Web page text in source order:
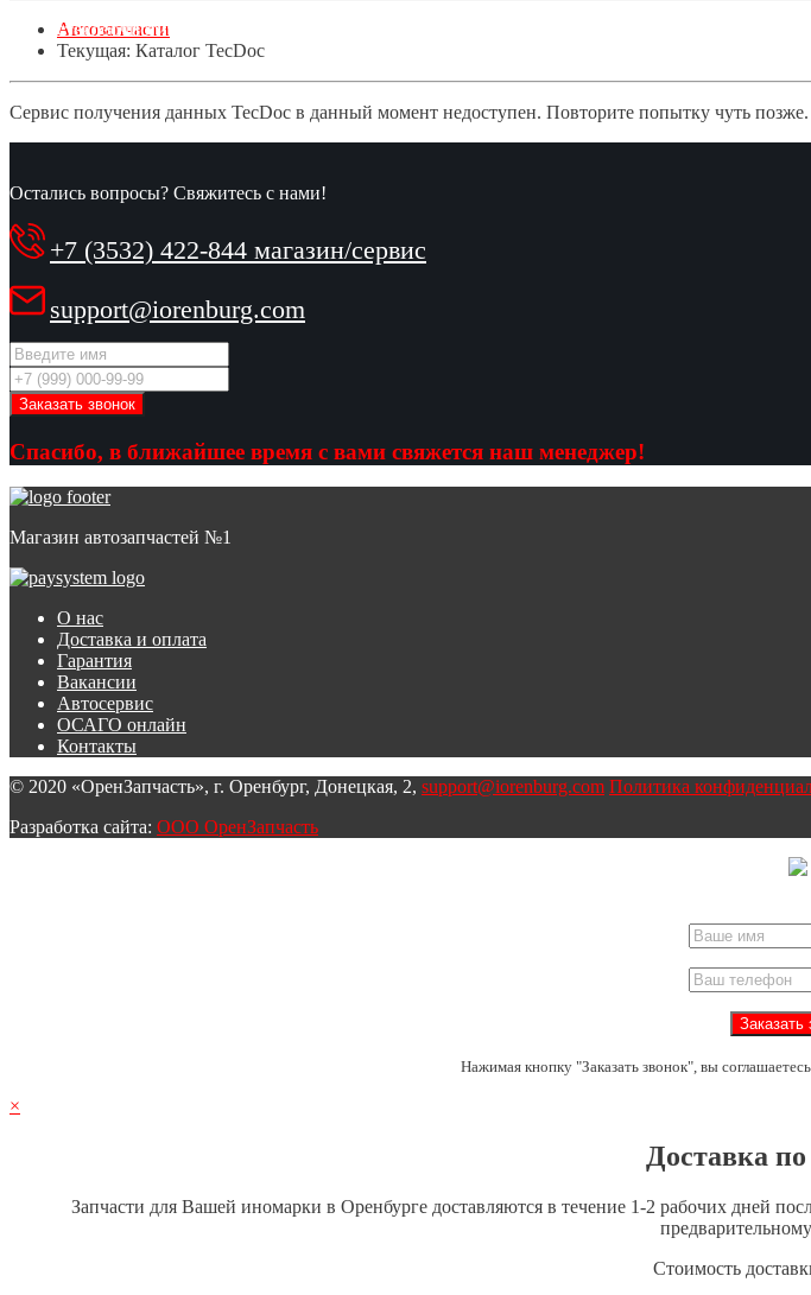
Автозапчасти
Текущая: Каталог TecDoc
Сервис получения данных TecDoc в данный момент недоступен. Повторите попытку чуть позже.
Остались вопросы? Свяжитесь с нами!
+7 (3532) 422-844 магазин/сервис
support@iorenburg.com
Спасибо, в ближайшее время с вами свяжется наш менеджер!
Магазин автозапчастей №1
О нас
Доставка и оплата
Гарантия
Вакансии
Автосервис
ОСАГО онлайн
Контакты
© 2020 «ОренЗапчасть», г. Оренбург, Донецкая, 2, support@iorenburg.com Политика
Разработка сайта: ООО ОренЗапчасть
Нажимая кнопку "Заказать звонок", вы
×
Доставка
Запчасти для Вашей иномарки в Оренбурге доставляются в течение 1-2 рабочих дней
Стоимость